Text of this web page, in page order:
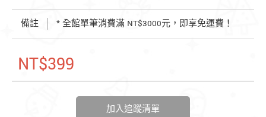
備註 * 全館單筆消費滿 NT$3000元，即享免運費！
NT$399
加入追蹤清單